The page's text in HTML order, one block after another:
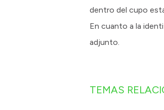
dentro del cupo
En cuanto a la
adjunto.
TEMAS